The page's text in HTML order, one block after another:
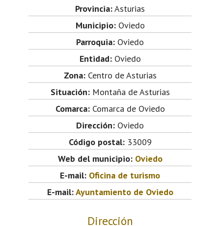
Provincia:Asturias
Municipio:Oviedo
Parroquia: Oviedo
Entidad:Oviedo
Zona:Centro de Asturias
Situación:Montaña de Asturias
Comarca:Comarca de Oviedo
Dirección: Oviedo
Código postal:33009
Web del municipio: Oviedo
E-mail: Oficina de turismo
E-mail:Ayuntamiento de Oviedo
Dirección